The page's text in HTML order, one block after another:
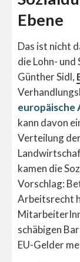
Ebene
Das ist nicht
die Lohn-
Günther Sidl,
europäische
kann davon
Verteilung
kamen die
Vorschlag:
Arbeitsrecht
schäbigen
EU-Gelder